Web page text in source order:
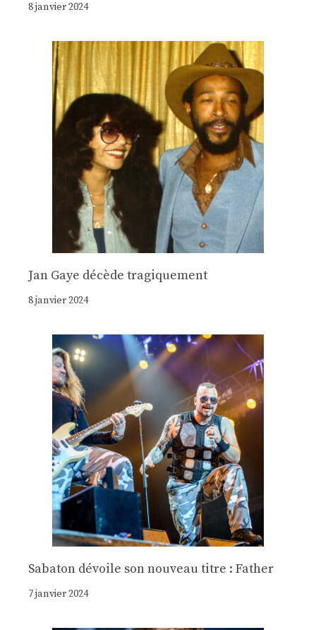
8 janvier 2024
Jan Gaye décède tragiquement
8 janvier 2024
Sabaton dévoile son nouveau titre : Father
7 janvier 2024